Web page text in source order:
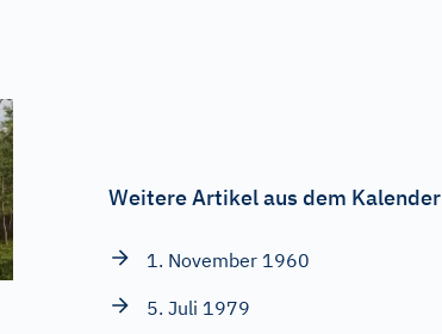
Weitere Artikel aus dem Kalender
1. November 1960
5. Juli 1979